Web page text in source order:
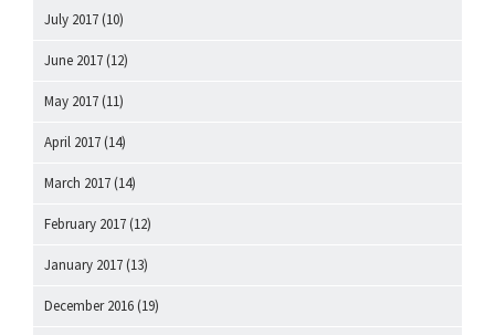
July 2017 (10)
June 2017 (12)
May 2017 (11)
April 2017 (14)
March 2017 (14)
February 2017 (12)
January 2017 (13)
December 2016 (19)